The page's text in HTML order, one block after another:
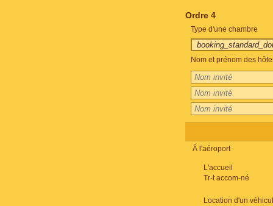
Ordre 4
Type d'une chambre
Nom et prénom des
À l'aéroport
L'accueil
Tr-t accom-né
Location d'un